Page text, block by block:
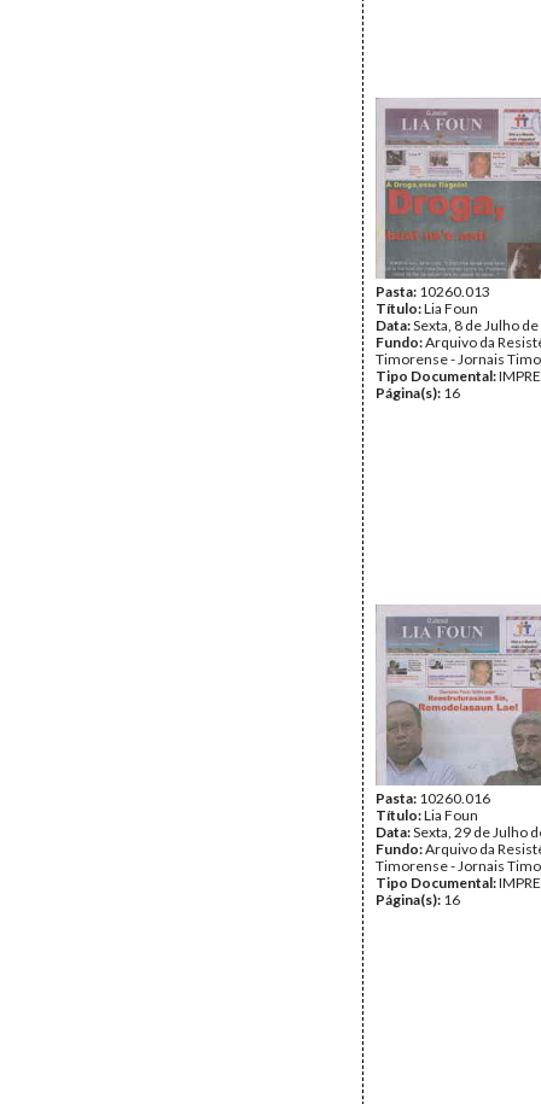
Pasta: 10260.013
Título:Lia Foun
Data:Sexta, 8 de Julho
Fundo:Arquivo da
Timorense - Jornais
Tipo Documental:
Página(s): 16
Pasta: 10260.016
Título:Lia Foun
Data:Sexta, 29 de Julho
Fundo:Arquivo da
Timorense - Jornais
Tipo Documental:
Página(s): 16